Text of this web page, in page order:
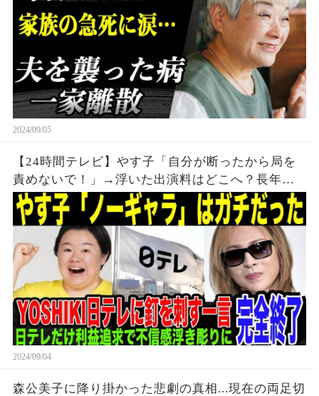
2024/09/05
【24時間テレビ】やす子「自分が断ったから局を
責めないで！」→浮いた出演料はどこへ？長年の
協力の末の日テレの裏切りにYOSHIKIが生放送中
にまさかの一言。チャリティー番組で利益追求続
けた局の末路とは
2024/09/04
森公美子に降り掛かった悲劇の真相...現在の両足切